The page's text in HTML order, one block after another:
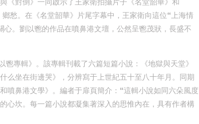
《對倒》一同啟示了王家衛拍攝片子《名堂韶華》和
愁。在《名堂韶華》片尾字幕中，王家衛向這位“上海情
。劉以鬯的作品在噴鼻港文壇，公然呈鬯茂狀，長盛不
鬯專輯》。該專輯刊載了六篇短篇小說：《地獄與天堂》
么坐在街邊哭》，分辨寫于上世紀五十至八十年月。同期
噴鼻港文學》。編者于扉頁簡介：“這輯小說如同六朵風度
心坎。每一篇小說都凝集著深入的思惟內在，具有作者構